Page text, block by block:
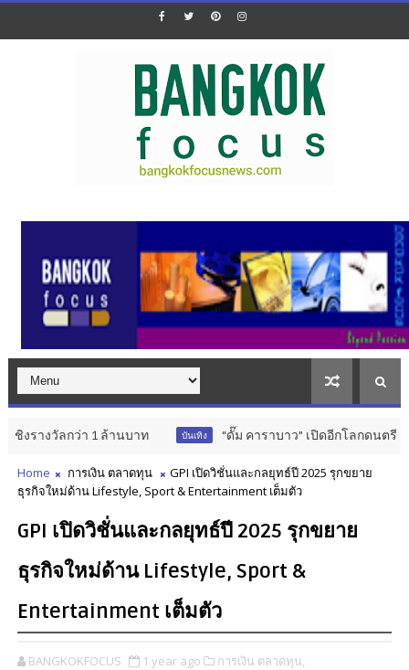
วัลกว่า 1 ล้านบาท บันเทิง “ดั๊ม คาราบาว” เปิดอีกโลกดนตรีของคนรุ่
Home การเงิน ตลาดทุน
GPI เปิดวิชั่นและกลยุทธ์ปี 2025 รุกขยาย
ธุรกิจใหม่ด้าน Lifestyle, Sport & Entertainment เต็มตัว
GPI เปิดวิชั่นและกลยุทธ์ปี 2025 รุกขยาย
ธุรกิจใหม่ด้าน Lifestyle, Sport &
Entertainment เต็มตัว
BANGKOKFOCUS 1 year ago การเงิน ตลาดทุน,